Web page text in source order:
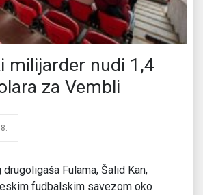
milijarder nudi 1,4
za Vembli
Fulama, Šalid Kan,
fudbalskim savezom oko